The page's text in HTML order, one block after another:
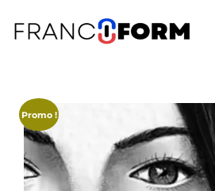
Promo !